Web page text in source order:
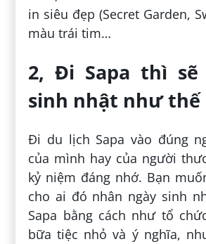
in siêu đẹp (Secret Garden,
màu trái tim…
2, Đi Sapa thì
sinh nhật như thế
Đi du lịch Sapa vào đúng
của mình hay của người
kỷ niệm đáng nhớ. Bạn
cho ai đó nhân ngày sinh
Sapa bằng cách như tổ
bữa tiệc nhỏ và ý nghĩa,